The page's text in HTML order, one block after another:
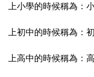
上小學的時候稱為：
上初中的時候稱為：
上高中的時候稱為：